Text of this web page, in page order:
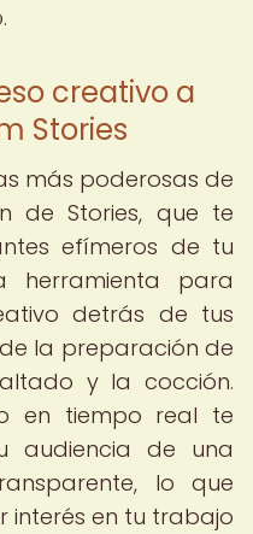
creativo a
Stories
más poderosas de
de Stories, que te
efímeros de tu
para
detrás de tus
la preparación de
y la cocción.
en tiempo real te
audiencia de una
lo que
interés en tu trabajo